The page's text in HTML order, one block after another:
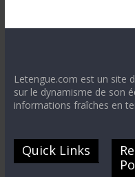
Letengue.com est un site
sur le dynamisme de son
informations fraîches en
Quick Links